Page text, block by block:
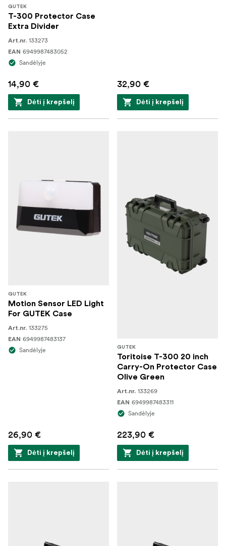
GUTEK
T-300 Protector Case
Extra Divider
Art.nr. 133273
EAN 6949987483052
Sandėlyje
14,90 €
Dėti į krepšelį
32,90 €
Dėti į krepšelį
GUTEK
Motion Sensor LED Light
For GUTEK Case
Art.nr. 133275
EAN 6949987483137
Sandėlyje
26,90 €
Dėti į krepšelį
GUTEK
Toritoise T-300 20 inch
Carry-On Protector Case
Olive Green
Art.nr. 133269
EAN 6949987483311
Sandėlyje
223,90 €
Dėti į krepšelį